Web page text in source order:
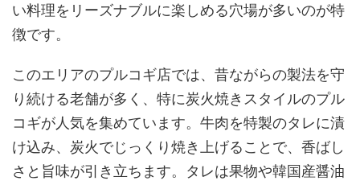
い料理をリーズナブルに楽しめる穴場が多いのが特
徴です。
このエリアのプルコギ店では、昔ながらの製法を守
り続ける老舗が多く、特に炭火焼きスタイルのプル
コギが人気を集めています。牛肉を特製のタレに漬
け込み、炭火でじっくり焼き上げることで、香ばし
さと旨味が引き立ちます。タレは果物や韓国産醤油